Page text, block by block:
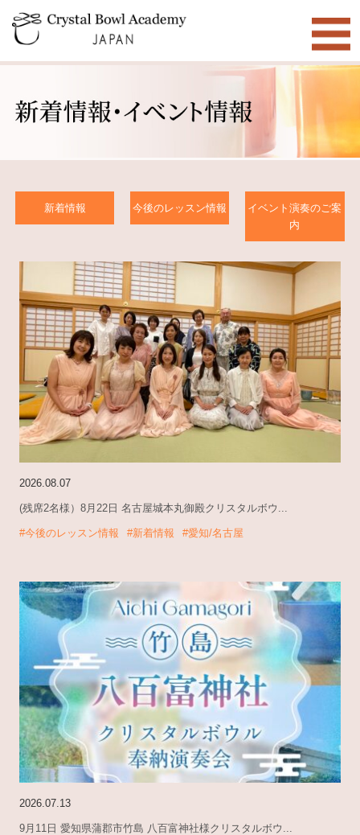
新着情報 今後のレッスン情報
イベント演奏のご案
内
2026.08.07
(残席2名様）8月22日 名古屋城本丸御殿クリスタルボウ...
#今後のレッスン情報 #新着情報 #愛知/名古屋
2026.07.13
9月11日 愛知県蒲郡市竹島 八百富神社様クリスタルボウ...